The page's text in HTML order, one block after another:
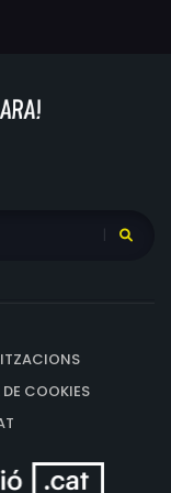
COOKIES